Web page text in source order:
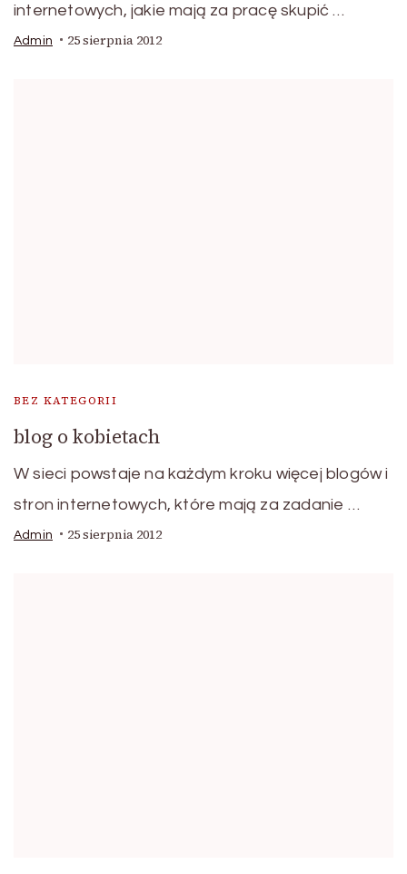
internetowych, jakie mają za pracę skupić …
Admin 25 sierpnia 2012
BEZ KATEGORII
blog o kobietach
W sieci powstaje na każdym kroku więcej blogów i
stron internetowych, które mają za zadanie …
Admin 25 sierpnia 2012